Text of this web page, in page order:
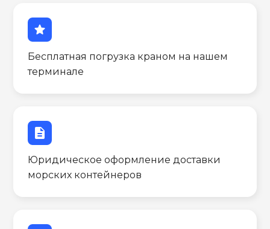
star
Бесплатная погрузка краном на нашем
терминале
description
Юридическое оформление доставки
морских контейнеров